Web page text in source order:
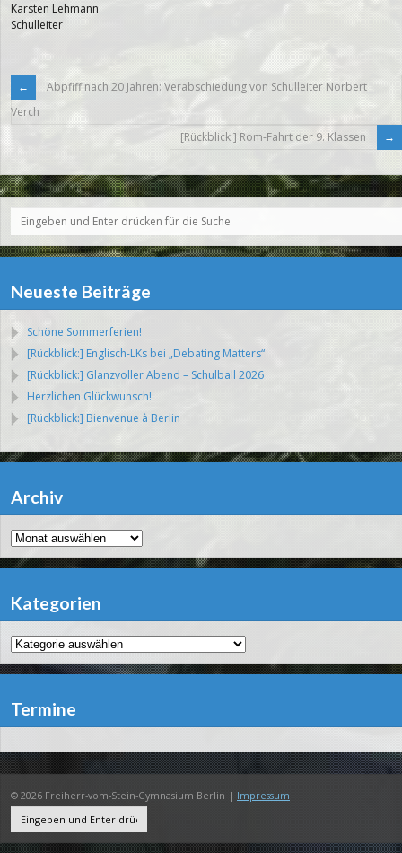
Karsten Lehmann
Schulleiter
Abpfiff nach 20 Jahren: Verabschiedung von Schulleiter Norbert
Verch
[Rückblick:] Rom-Fahrt der 9. Klassen
Neueste Beiträge
Schöne Sommerferien!
[Rückblick:] Englisch-LKs bei „Debating Matters“
[Rückblick:] Glanzvoller Abend – Schulball 2026
Herzlichen Glückwunsch!
[Rückblick:] Bienvenue à Berlin
Archiv
Archiv
Kategorien
Kategorien
Termine
© 2026 Freiherr-vom-Stein-Gymnasium Berlin | Impressum